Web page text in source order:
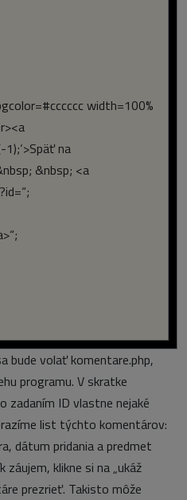
width=100%
na
&nbsp; <a
bude volať komentare.php,
programu. V skratke
zadaním ID vlastne nejaké
list týchto komentárov:
dátum pridania a predmet
klikne si na „ukáž
prezrieť. Takisto môže